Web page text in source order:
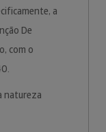
a
De
com o
natureza